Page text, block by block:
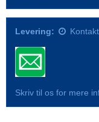
Levering:
Skriv til os for mere